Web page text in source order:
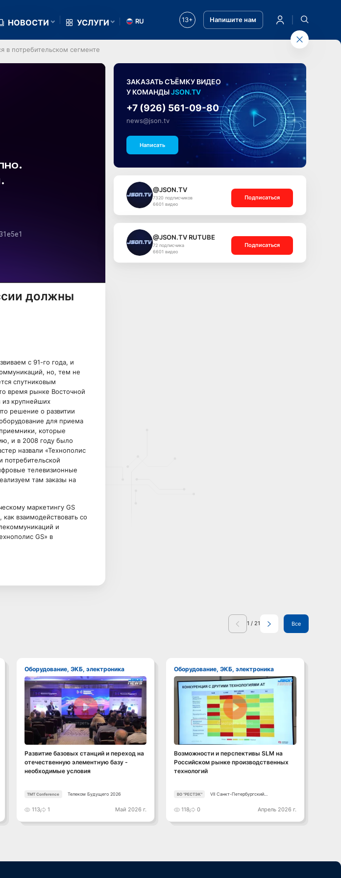
НОВОСТИ УСЛУГИ RU 13+ Напишите нам
в потребительском сегменте
должны
с 91-го года, и
но, тем не
спутниковым
время рынке Восточной
из крупнейших
решение о развитии
для приема
которые
и в 2008 году было
назвали «Технополис
потребительской
телевизионные
там заказы на
маркетингу GS
взаимодействовать со
и
GS» в
ЗАКАЗАТЬ СЪЁМКУ ВИДЕО
У КОМАНДЫJSON.TV
+7 (926) 561-09-80
news@json.tv
Написать
@JSON.TV
7320 подписчиков
6601 видео
Подписаться
@JSON.TV RUTUBE
72 подписчика
6601 видео
Подписаться
1 / 21 Все
Оборудование, ЭКБ, электроника
Смотреть видео
Развитие базовых станций и переход на
отечественную элементную базу -
необходимые условия
TMT Conference Телеком Будущего 2026
113 1 Май 2026 г.
Оборудование, ЭКБ, электроника
Смотреть видео
Возможности и перспективы SLM на
Российском рынке производственных
технологий
ВО "РЕСТЭК"
VII Санкт-Петербургский
118 0 Апрель 2026 г.